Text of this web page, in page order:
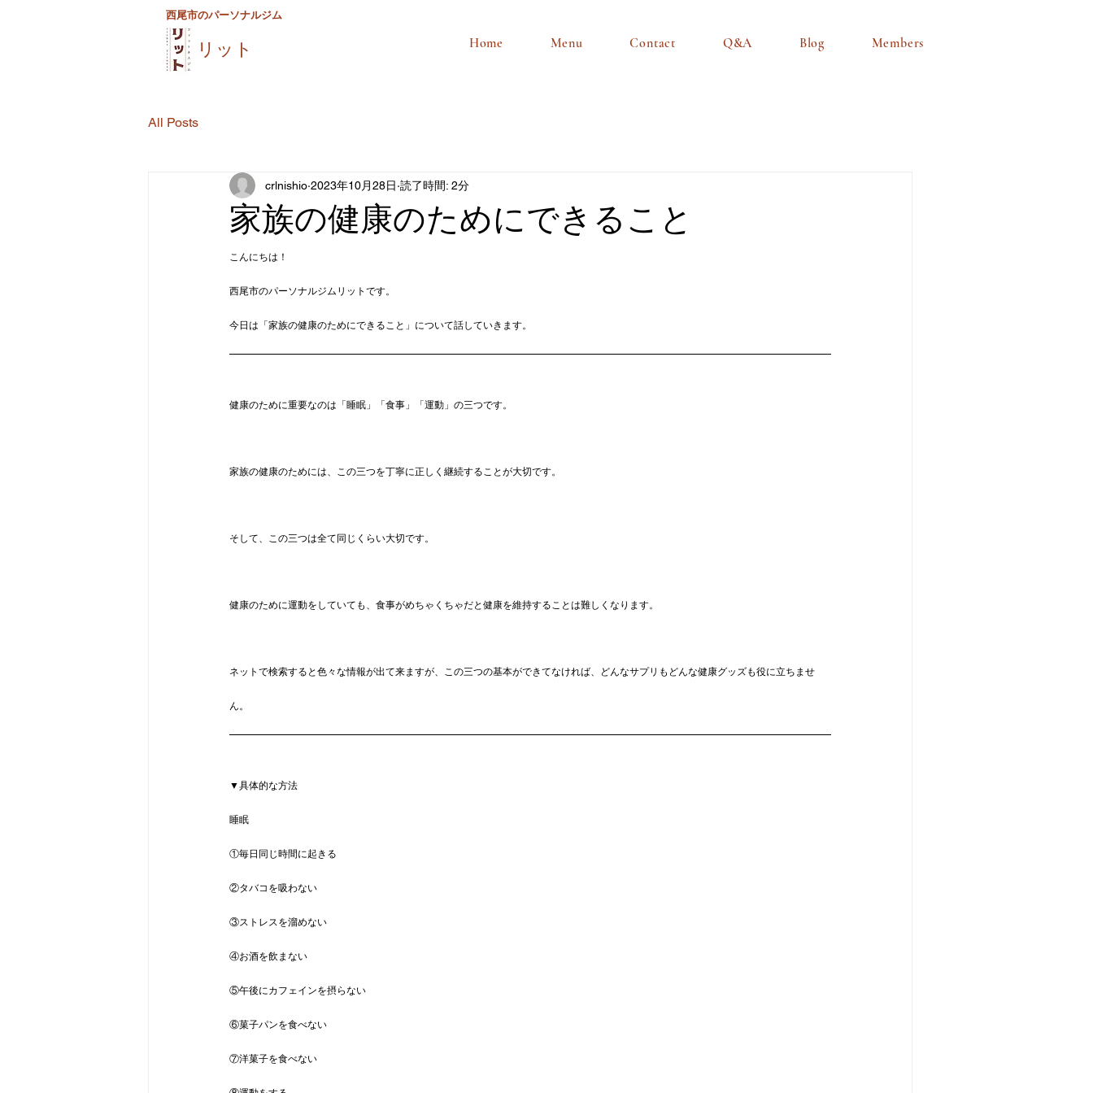
西尾市のパーソナルジム
リット Home Menu Contact Q&A Blog Members
All Posts
家族の健康のためにできること
crlnishio 2023年10月28日 読了時間: 2分
こんにちは！
西尾市のパーソナルジムリットです。
今日は「家族の健康のためにできること」について話していきます。
健康のために重要なのは「睡眠」「食事」「運動」の三つです。
家族の健康のためには、この三つを丁寧に正しく継続することが大切です。
そして、この三つは全て同じくらい大切です。
健康のために運動をしていても、食事がめちゃくちゃだと健康を維持することは難しくなります。
ネットで検索すると色々な情報が出て来ますが、この三つの基本ができてなければ、どんなサプリもどんな健康グッズも役に立ちませ
ん。
▼具体的な方法
睡眠
①毎日同じ時間に起きる
②タバコを吸わない
③ストレスを溜めない
④お酒を飲まない
⑤午後にカフェインを摂らない
⑥菓子パンを食べない
⑦洋菓子を食べない